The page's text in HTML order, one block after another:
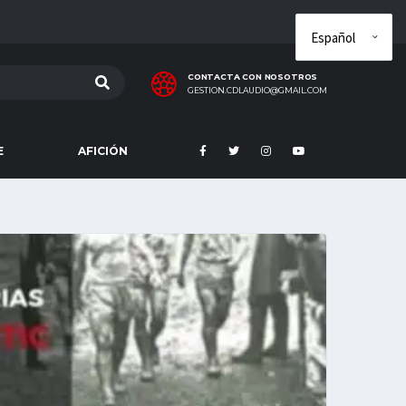
CONTACTA CON NOSOTROS
GESTION.CDLAUDIO@GMAIL.COM
AFICIÓN